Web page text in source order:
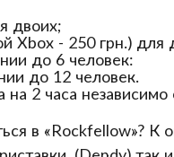
двоих;
Xbox - 250 грн.)
до 6 человек:
до 12 человек.
на 2 часа
в «Rockfellow»? К